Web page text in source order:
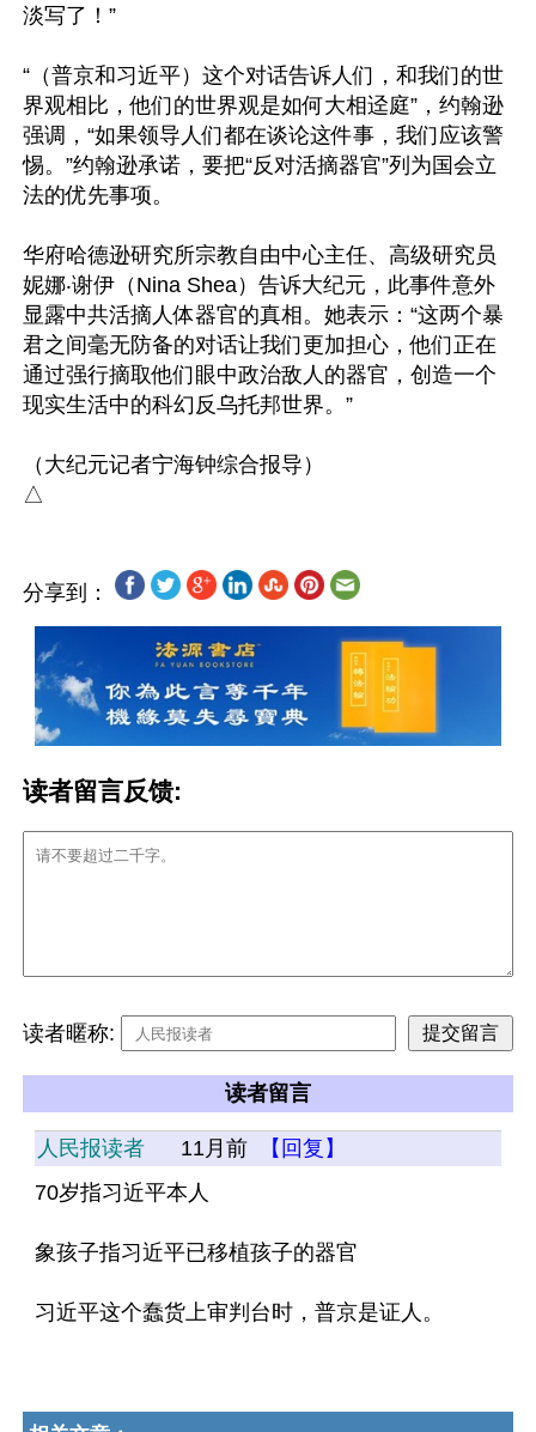
淡写了！”
“（普京和习近平）这个对话告诉人们，和我们的世
界观相比，他们的世界观是如何大相迳庭”，约翰逊
强调，“如果领导人们都在谈论这件事，我们应该警
惕。”约翰逊承诺，要把“反对活摘器官”列为国会立
法的优先事项。
华府哈德逊研究所宗教自由中心主任、高级研究员
妮娜‧谢伊（Nina Shea）告诉大纪元，此事件意外
显露中共活摘人体器官的真相。她表示：“这两个暴
君之间毫无防备的对话让我们更加担心，他们正在
通过强行摘取他们眼中政治敌人的器官，创造一个
现实生活中的科幻反乌托邦世界。”
（大纪元记者宁海钟综合报导）
分享到：
读者留言反馈:
读者暱称:
读者留言
人民报读者 11月前
【回复】
70岁指习近平本人
象孩子指习近平已移植孩子的器官
习近平这个蠢货上审判台时，普京是证人。